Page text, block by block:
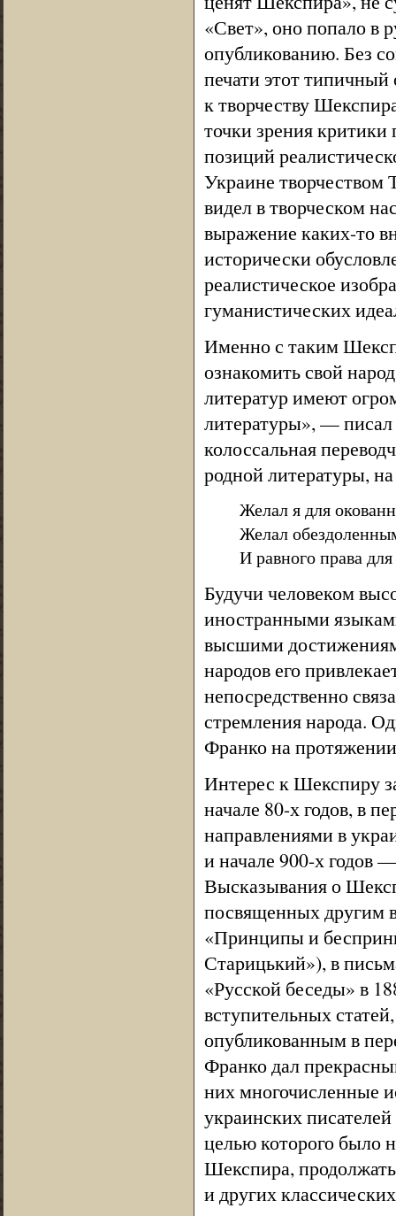
«Свет», оно попало в
опубликованию. Без
печати этот
к творчеству
точки зрения
позиций
Украине
видел в творческом
выражение каких-то
исторически
реалистическое
гуманистических
Именно с таким
ознакомить свой
литератур имеют
литературы», —
колоссальная
родной литературы,
Желал я для
Желал
И равного права для
Будучи человеком
иностранными
высшими
народов его
непосредственно
стремления народа.
Франко на
Интерес к Шекспиру
начале 80-х годов, в
направлениями в
и начале 900-х годов
Высказывания о
посвященных другим
«Принципы и
Старицький»), в
«Русской беседы» в
вступительных
опубликованным в
Франко дал
них многочисленные
украинских
целью которого было
Шекспира,
и других